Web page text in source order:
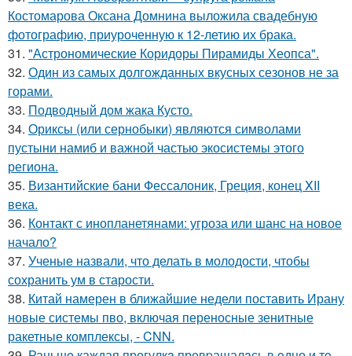
Костомарова Оксана Домнина выложила свадебную
фотографию, приуроченную к 12-летию их брака.
31. "Астрономические Коридоры Пирамиды Хеопса".
32. Один из самых долгожданных вкусных сезонов не за
горами.
33. Подводный дом жака Кусто.
34. Ориксы (или сернобыки) являются символами
пустыни намиб и важной частью экосистемы этого
региона.
35. Византийские бани Фессалоник, Греция, конец XII
века.
36. Контакт с инопланетянами: угроза или шанс на новое
начало?
37. Ученые назвали, что делать в молодости, чтобы
сохранить ум в старости.
38. Китай намерен в ближайшие недели поставить Ирану
новые системы пво, включая переносные зенитные
ракетные комплексы, - CNN.